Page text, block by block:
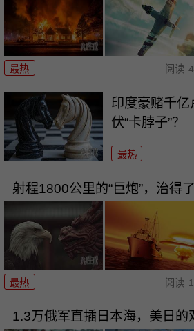
最热 阅读
印度豪赌千
伏“卡脖子”？
最热
射程1800公里的“巨炮”，治得了
最热 阅读
1.3万俄军直插日本海，美日的